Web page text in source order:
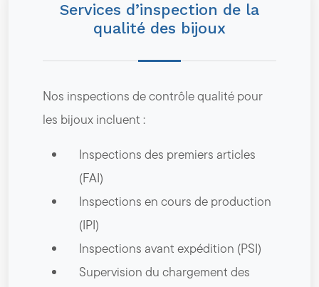
Services d’inspection de la
qualité des bijoux
Nos inspections de contrôle qualité pour
les bijoux incluent :
Inspections des premiers articles
(FAI)
Inspections en cours de production
(IPI)
Inspections avant expédition (PSI)
Supervision du chargement des